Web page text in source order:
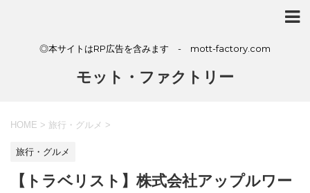
◎本サイトはRP広告を含みます - mott-factory.com
モット・ファクトリー
HOME > 旅行・グルメ >
旅行・グルメ
【トラベリスト】株式会社アップルワー